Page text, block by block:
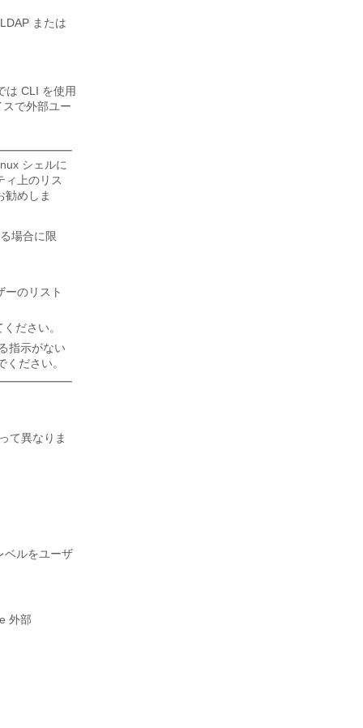
または
は CLI を使用
スで外部ユー
シェルに
ィ上のリス
勧めしま
場合に限
ーのリスト
ださい。
指示がない
ださい。
て異なりま
ベルをユーザ
外部